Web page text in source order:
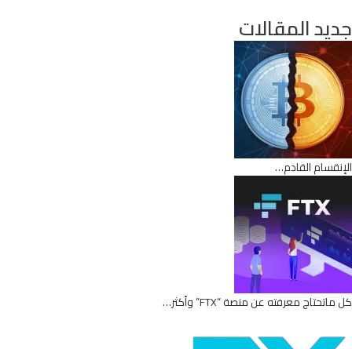
جديد المقالات
الإنقسام القادم…
كل ماتحتاج معرفته عن منصة “FTX” وأكثر…